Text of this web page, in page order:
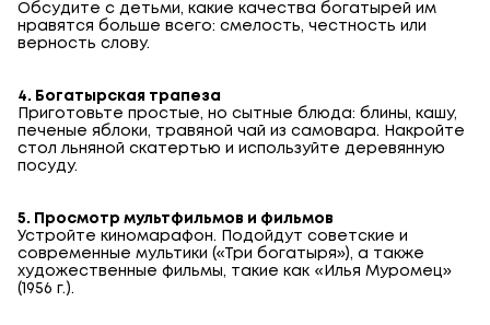
Обсудите с детьми, какие качества богатырей им
нравятся больше всего: смелость, честность или
верность слову.
4. Богатырская трапеза
Приготовьте простые, но сытные блюда: блины, кашу,
печеные яблоки, травяной чай из самовара. Накройте
стол льняной скатертью и используйте деревянную
посуду.
5. Просмотр мультфильмов и фильмов
Устройте киномарафон. Подойдут советские и
современные мультики («Три богатыря»), а также
художественные фильмы, такие как «Илья Муромец»
(1956 г.).